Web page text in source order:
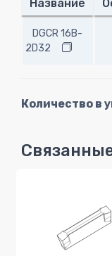
Название
DGCR 16B-
2D32
Количество в